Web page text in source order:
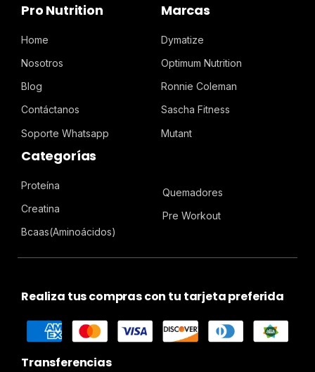
Pro Nutrition
Home
Nosotros
Blog
Contáctanos
Soporte Whatsapp
Marcas
Dymatize
Optimum Nutrition
Ronnie Coleman
Sascha Fitness
Mutant
Categorías
Proteína
Creatina
Bcaas(Aminoácidos)
Quemadores
Pre Workout
Realiza tus compras con tu tarjeta preferida
Transferencias